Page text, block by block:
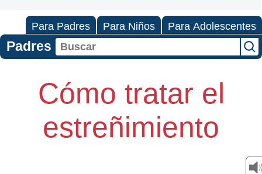
Para Padres Para Niños Para Adolescentes
Padres
Cómo tratar el
estreñimiento